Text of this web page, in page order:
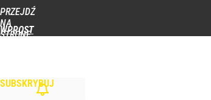
PRZEJDŹ
NA
STRONĘ
WPROST
SUBSKRYBUJ
1